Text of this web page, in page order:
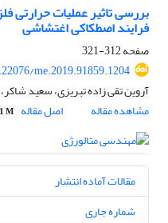
بررسی تاثیر عملیات حرارتی
فرایند اصطکاکی اغتشاشی
صفحه312-321
me.2019.91859.1204
آروین تقی زاده تبریزی، سعید
مشاهده مقاله
اصل مقاله M
مقالات آماده انتشار
شماره جاری